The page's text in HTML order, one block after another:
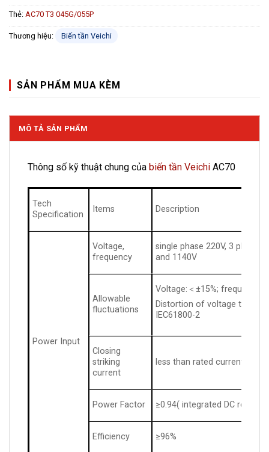
Thẻ: AC70 T3 045G/055P
Thương hiệu: Biến tần Veichi
SẢN PHẨM MUA KÈM
MÔ TẢ SẢN PHẨM
Thông số kỹ thuật chung của biến tần Veichi AC70
Tech
Specification
Items Description
Power Input
Voltage,
frequency
single phase 220V, 3 phase,
and 1140V
Allowable
fluctuations
Voltage:＜±15%;
Distortion of voltage to
IEC61800-2
Closing
striking
current
less than rated current
Power Factor ≥0.94( integrated DC reactor)
Efficiency ≥96%